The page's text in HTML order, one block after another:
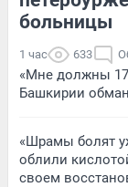
больницы
1 час 633
«Мне должны 17
Башкирии
«Шрамы болят
облили
своем